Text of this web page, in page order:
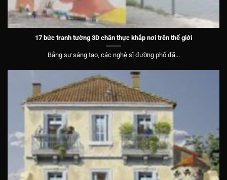
17 bức tranh tường 3D chân thực khắp nơi trên thế giới
Bằng sự sáng tạo, các nghệ sĩ đường phố đã...